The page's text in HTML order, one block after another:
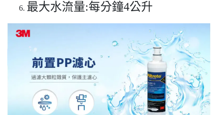
最大水流量:每分鐘4公升